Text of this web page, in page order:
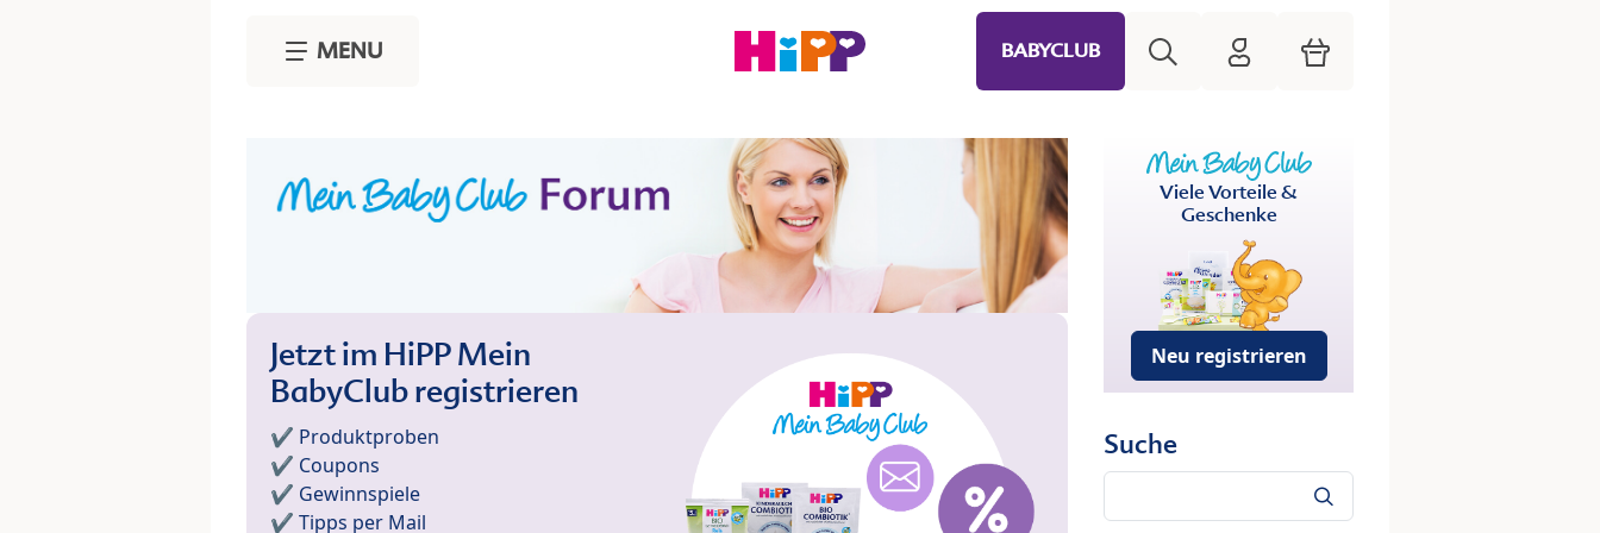
MENU BABYCLUB HiPP Mein Babyclub
Warenkorb
Jetzt im HiPP Mein
BabyClub registrieren
✔️ Produktproben
✔️ Coupons
✔️ Gewinnspiele
✔️ Tipps per Mail
Viele Vorteile &
Geschenke
Neu registrieren
Suche